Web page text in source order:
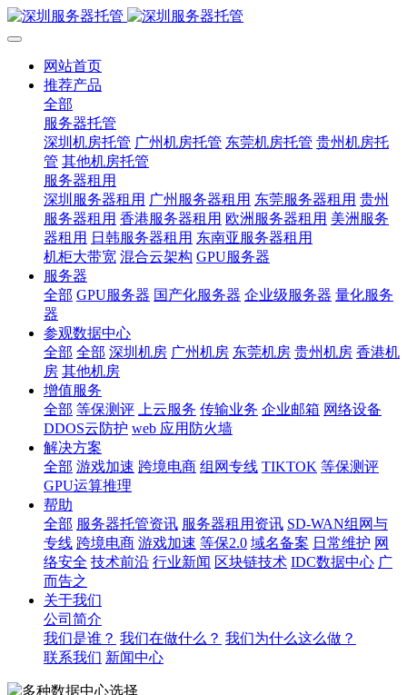
网站首页
推荐产品
全部
服务器托管
深圳机房托管 广州机房托管 东莞机房托管 贵州机房托
管 其他机房托管
服务器租用
深圳服务器租用 广州服务器租用 东莞服务器租用 贵州
服务器租用 香港服务器租用 欧洲服务器租用 美洲服务
器租用 日韩服务器租用 东南亚服务器租用
机柜大带宽 混合云架构 GPU服务器
服务器
全部 GPU服务器 国产化服务器 企业级服务器 量化服务
器
参观数据中心
全部 全部 深圳机房 广州机房 东莞机房 贵州机房 香港机
房 其他机房
增值服务
全部 等保测评 上云服务 传输业务 企业邮箱 网络设备
DDOS云防护 web 应用防火墙
解决方案
全部 游戏加速 跨境电商 组网专线 TIKTOK 等保测评
GPU运算推理
帮助
全部 服务器托管资讯 服务器租用资讯 SD-WAN组网与
专线 跨境电商 游戏加速 等保2.0 域名备案 日常维护 网
络安全 技术前沿 行业新闻 区块链技术 IDC数据中心 广
而告之
关于我们
公司简介
我们是谁？ 我们在做什么？ 我们为什么这么做？
联系我们 新闻中心